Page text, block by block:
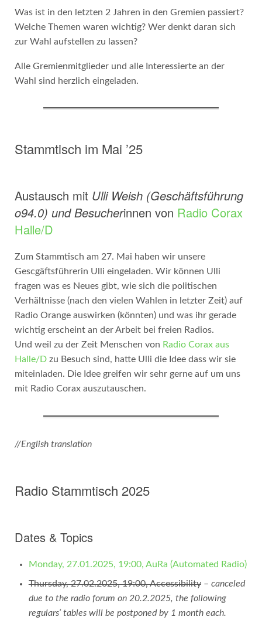
Was ist in den letzten 2 Jahren in den Gremien passiert?
Welche Themen waren wichtig? Wer denkt daran sich
zur Wahl aufstellen zu lassen?
Alle Gremienmitglieder und alle Interessierte an der
Wahl sind herzlich eingeladen.
Stammtisch im Mai ’25
Austausch mit Ulli Weish (Geschäftsführung
o94.0) und Besucherinnen von Radio Corax
Halle/D
Zum Stammtisch am 27. Mai haben wir unsere
Gescgäftsführerin Ulli eingeladen. Wir können Ulli
fragen was es Neues gibt, wie sich die politischen
Verhältnisse (nach den vielen Wahlen in letzter Zeit) auf
Radio Orange auswirken (könnten) und was ihr gerade
wichtig erscheint an der Arbeit bei freien Radios.
Und weil zu der Zeit Menschen von Radio Corax aus
Halle/Dzu Besuch sind, hatte Ulli die Idee dass wir sie
miteinladen. Die Idee greifen wir sehr gerne auf um uns
mit Radio Corax auszutauschen.
//English translation
Radio Stammtisch 2025
Dates & Topics
Monday, 27.01.2025, 19:00, AuRa (Automated Radio)
Thursday, 27.02.2025, 19:00, Accessibility– canceled
due to the radio forum on 20.2.2025, the following
regulars‘ tables will be postponed by 1 month each.